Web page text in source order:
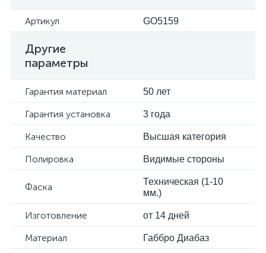
Артикул GO5159
Другие
параметры
Гарантия материал 50 лет
Гарантия установка 3 года
Качество Высшая категория
Полировка Видимые стороны
Фаска
Техническая (1-10
мм.)
Изготовление от 14 дней
Материал Габбро Диабаз